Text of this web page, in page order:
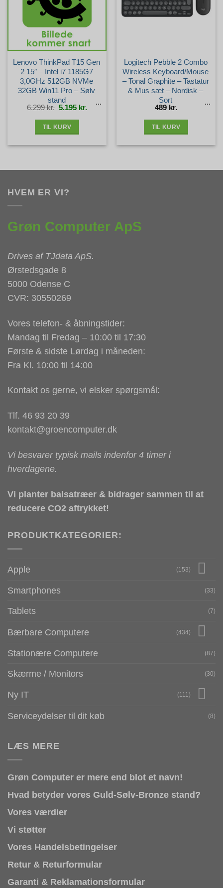
Lenovo ThinkPad T15 Gen
2 15″ – Intel i7 1185G7
3,0GHz 512GB NVMe
32GB Win11 Pro – Sølv
stand
6.299kr. Den
oprindelige
pris
5.195 kr. Den
aktuelle
pris
TIL KURV
Logitech Pebble 2 Combo
Wireless Keyboard/Mouse
– Tonal Graphite – Tastatur
& Mus sæt – Nordisk –
Sort
489 kr.
TIL KURV
HVEM ER VI?
Grøn Computer ApS
Drives af TJdata ApS.
Ørstedsgade 8
5000 Odense C
CVR: 30550269
Vores telefon- & åbningstider:
Mandag til Fredag – 10:00 til 17:30
Første & sidste Lørdag i måneden:
Fra Kl. 10:00 til 14:00
Kontakt os gerne, vi elsker spørgsmål:
Tlf. 46 93 20 39
kontakt@groencomputer.dk
Vi besvarer typisk mails indenfor 4 timer i
hverdagene.
Vi planter balsatræer & bidrager sammen til at
reducere CO2 aftrykket!
PRODUKTKATEGORIER:
Apple (153)
Smartphones (33)
Tablets (7)
Bærbare Computere (434)
Stationære Computere (87)
Skærme / Monitors (30)
Ny IT (111)
Serviceydelser til dit køb (8)
LÆS MERE
Grøn Computer er mere end blot et navn!
Hvad betyder vores Guld-Sølv-Bronze stand?
Vores værdier
Vi støtter
Vores Handelsbetingelser
Retur & Returformular
Garanti & Reklamationsformular